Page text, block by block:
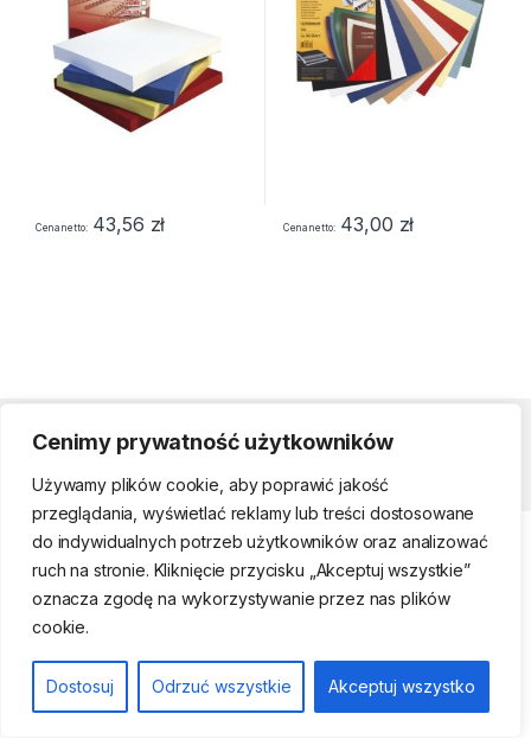
Cenimy prywatność użytkowników
Używamy plików cookie, aby poprawić jakość
przeglądania, wyświetlać reklamy lub treści dostosowane
do indywidualnych potrzeb użytkowników oraz analizować
ruch na stronie. Kliknięcie przycisku „Akceptuj wszystkie”
oznacza zgodę na wykorzystywanie przez nas plików
cookie.
Dostosuj Odrzuć wszystkie Akceptuj wszystko
Cena netto 43,56 zł Cena netto 43,00 zł
Strefa klienta
(22) 761-17-50, 509
474 442